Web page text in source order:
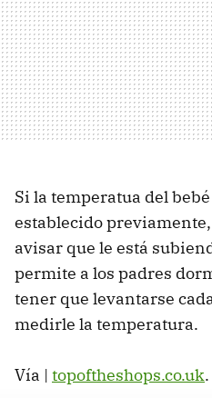
Si la temperatua del
establecido
avisar que le está
permite a los padres
tener que levantarse
medirle la temperatura.
Vía | topoftheshops.co.uk.